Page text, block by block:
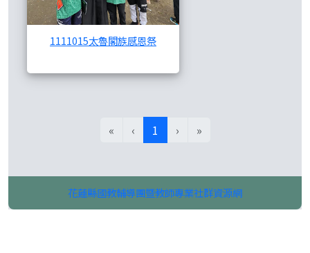
1111015太魯閣族感恩祭
« ‹ 1 (目前頁次)
› »
花蓮縣國教輔導團暨教師專業社群資源網